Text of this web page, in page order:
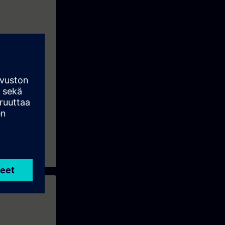
realización
y service.